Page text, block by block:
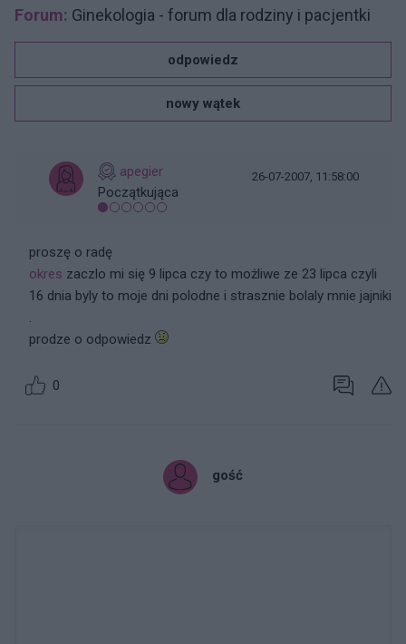
Forum: Ginekologia - forum dla rodziny i pacjentki
odpowiedz
nowy wątek
apegier
Początkująca
26-07-2007, 11:58:00
proszę o radę
okres zaczlo mi się 9 lipca czy to możliwe ze 23 lipca czyli
16 dnia byly to moje dni polodne i strasznie bolaly mnie jajniki
.
prodze o odpowiedz
0
gość